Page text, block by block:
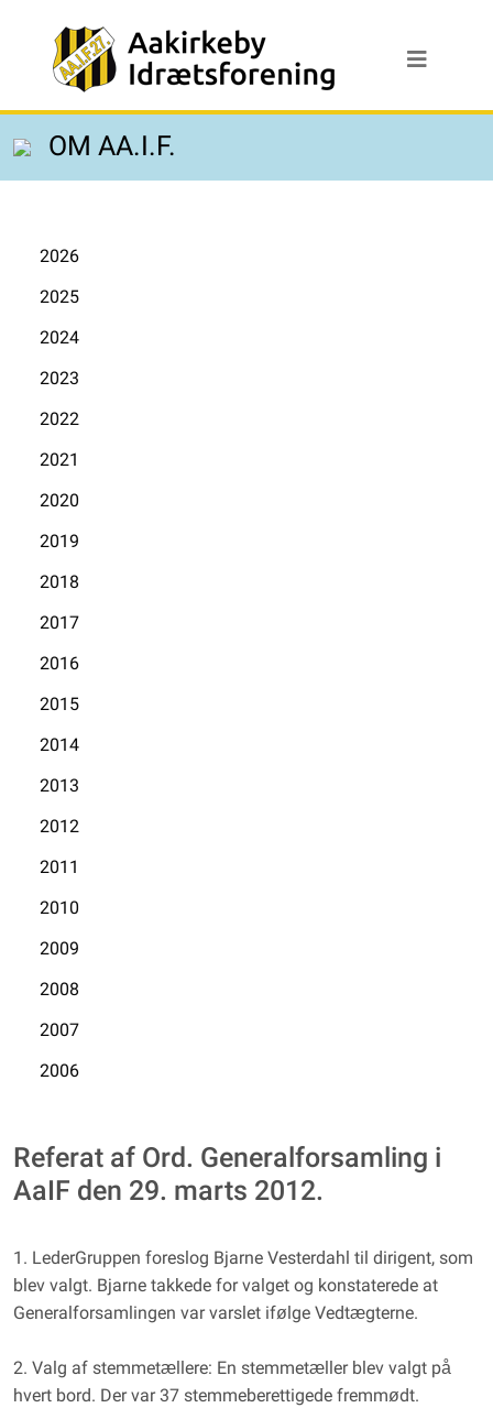
OM AA.I.F.
2026
2025
2024
2023
2022
2021
2020
2019
2018
2017
2016
2015
2014
2013
2012
2011
2010
2009
2008
2007
2006
Referat af Ord. Generalforsamling i
AaIF den 29. marts 2012.
1. LederGruppen foreslog Bjarne Vesterdahl til dirigent, som
blev valgt. Bjarne takkede for valget og konstaterede at
Generalforsamlingen var varslet ifølge Vedtægterne.
2. Valg af stemmetællere: En stemmetæller blev valgt på
hvert bord. Der var 37 stemmeberettigede fremmødt.